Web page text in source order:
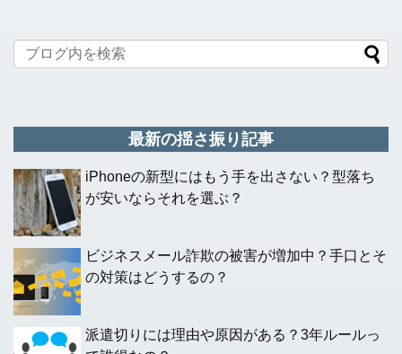
最新の揺さ振り記事
iPhoneの新型にはもう手を出さない？型落ち
が安いならそれを選ぶ？
ビジネスメール詐欺の被害が増加中？手口とそ
の対策はどうするの？
派遣切りには理由や原因がある？3年ルールっ